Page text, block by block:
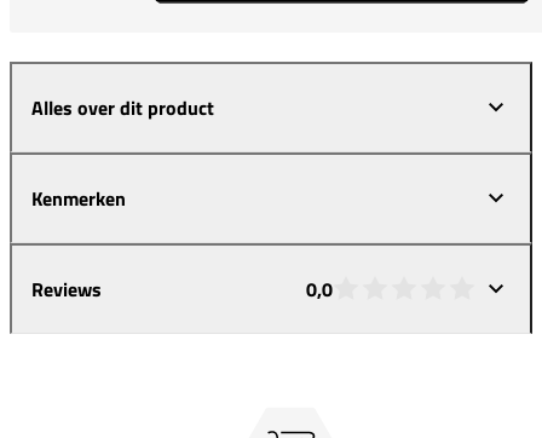
Alles over dit product
Kenmerken
Reviews 0,0